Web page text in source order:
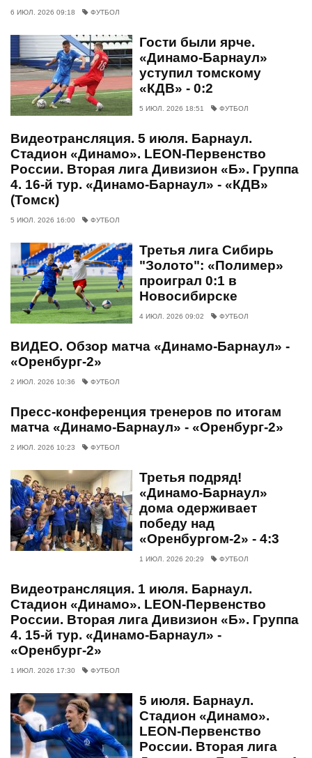
6 ИЮЛ. 2026 09:18 ФУТБОЛ
Гости были ярче.
«Динамо-Барнаул»
уступил томскому
«КДВ» - 0:2
5 ИЮЛ. 2026 18:51 ФУТБОЛ
Видеотрансляция. 5 июля. Барнаул.
Стадион «Динамо». LEON-Первенство
России. Вторая лига Дивизион «Б». Группа
4. 16-й тур. «Динамо-Барнаул» - «КДВ»
(Томск)
5 ИЮЛ. 2026 16:00 ФУТБОЛ
Третья лига Сибирь
"Золото": «Полимер»
проиграл 0:1 в
Новосибирске
4 ИЮЛ. 2026 09:02 ФУТБОЛ
ВИДЕО. Обзор матча «Динамо-Барнаул» -
«Оренбург-2»
2 ИЮЛ. 2026 10:36 ФУТБОЛ
Пресс-конференция тренеров по итогам
матча «Динамо-Барнаул» - «Оренбург-2»
2 ИЮЛ. 2026 10:23 ФУТБОЛ
Третья подряд!
«Динамо-Барнаул»
дома одерживает
победу над
«Оренбургом-2» - 4:3
1 ИЮЛ. 2026 20:29 ФУТБОЛ
Видеотрансляция. 1 июля. Барнаул.
Стадион «Динамо». LEON-Первенство
России. Вторая лига Дивизион «Б». Группа
4. 15-й тур. «Динамо-Барнаул» -
«Оренбург-2»
1 ИЮЛ. 2026 17:30 ФУТБОЛ
5 июля. Барнаул.
Стадион «Динамо».
LEON-Первенство
России. Вторая лига